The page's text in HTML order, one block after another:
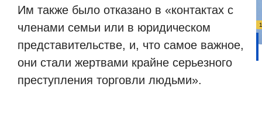
Им также было отказано в «контактах с
членами семьи или в юридическом
представительстве, и, что самое важное,
они стали жертвами крайне серьезного
преступления торговли людьми».